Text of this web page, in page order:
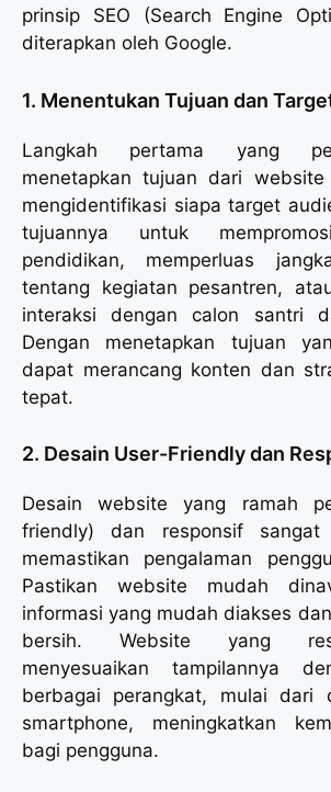
prinsip SEO (Search Engine
diterapkan oleh Google.
1. Menentukan Tujuan dan
Langkah pertama yang
menetapkan tujuan dari
mengidentifikasi siapa target
tujuannya untuk
pendidikan, memperluas
tentang kegiatan pesantren,
interaksi dengan calon santri
Dengan menetapkan tujuan
dapat merancang konten dan
tepat.
2. Desain User-Friendly dan
Desain website yang ramah
friendly) dan responsif
memastikan pengalaman
Pastikan website mudah
informasi yang mudah diakses
bersih. Website yang
menyesuaikan tampilannya
berbagai perangkat, mulai dari
smartphone, meningkatkan
bagi pengguna.